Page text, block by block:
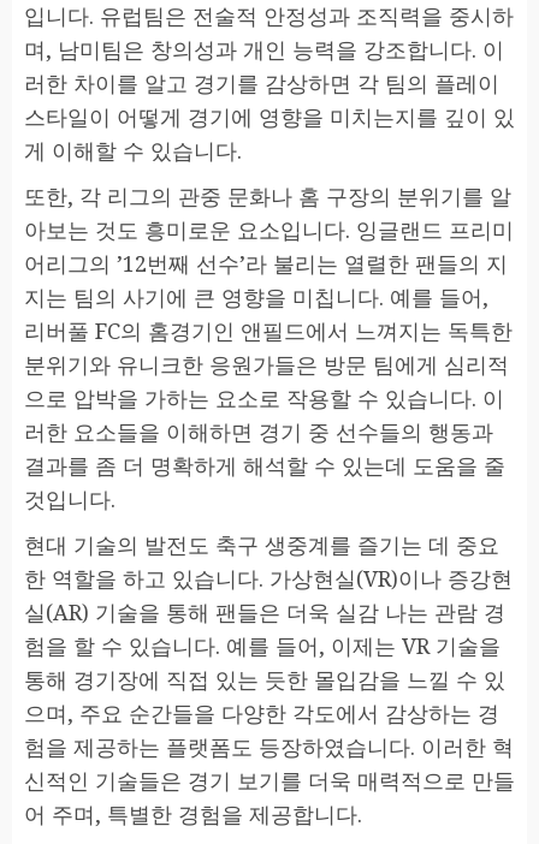
입니다. 유럽팀은 전술적 안정성과 조직력을 중시하
며, 남미팀은 창의성과 개인 능력을 강조합니다. 이
러한 차이를 알고 경기를 감상하면 각 팀의 플레이
스타일이 어떻게 경기에 영향을 미치는지를 깊이 있
게 이해할 수 있습니다.
또한, 각 리그의 관중 문화나 홈 구장의 분위기를 알
아보는 것도 흥미로운 요소입니다. 잉글랜드 프리미
어리그의 ’12번째 선수’라 불리는 열렬한 팬들의 지
지는 팀의 사기에 큰 영향을 미칩니다. 예를 들어,
리버풀 FC의 홈경기인 앤필드에서 느껴지는 독특한
분위기와 유니크한 응원가들은 방문 팀에게 심리적
으로 압박을 가하는 요소로 작용할 수 있습니다. 이
러한 요소들을 이해하면 경기 중 선수들의 행동과
결과를 좀 더 명확하게 해석할 수 있는데 도움을 줄
것입니다.
현대 기술의 발전도 축구 생중계를 즐기는 데 중요
한 역할을 하고 있습니다. 가상현실(VR)이나 증강현
실(AR) 기술을 통해 팬들은 더욱 실감 나는 관람 경
험을 할 수 있습니다. 예를 들어, 이제는 VR 기술을
통해 경기장에 직접 있는 듯한 몰입감을 느낄 수 있
으며, 주요 순간들을 다양한 각도에서 감상하는 경
험을 제공하는 플랫폼도 등장하였습니다. 이러한 혁
신적인 기술들은 경기 보기를 더욱 매력적으로 만들
어 주며, 특별한 경험을 제공합니다.